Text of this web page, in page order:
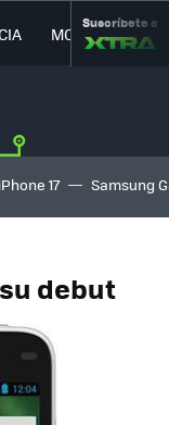
MOVILIDAD
Suscríbete a
iPhone 17 Samsung
debut